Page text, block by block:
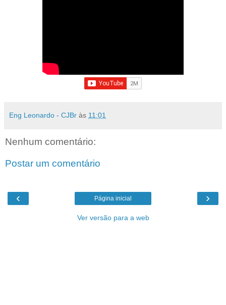
Eng Leonardo - CJBr às 11:01
Nenhum comentário:
Postar um comentário
‹ ›
Página inicial
Ver versão para a web